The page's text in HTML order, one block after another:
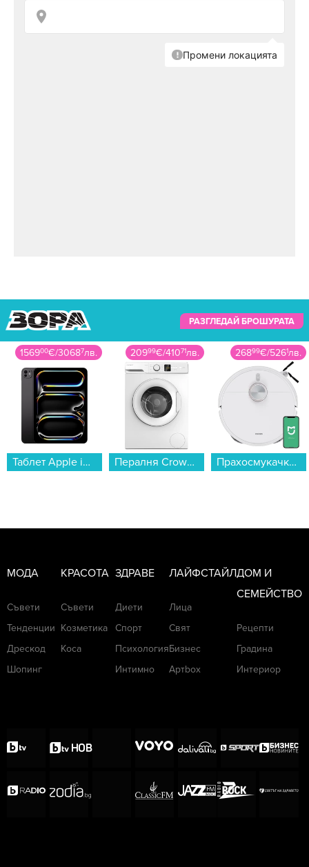
РАЗГЛЕДАЙ БРОШУРАТА
156900€/30687лв.
Таблет Apple iPad Pro 11" Cell 512GB Space Black mvw33 , 512 GB, 8 GB...
20999€/41071лв.
Пералня Crown ALW 100T , 1000 об./мин., 5.00 kg, D , Бял...
26899€/5261лв.
Прахосмукачка робот Xiaomi BHR089REU S40 Pro...
МОДА
Съвети
Тенденции
Дрескод
Шопинг
КРАСОТА
Съвети
Козметика
Коса
ЗДРАВЕ
Диети
Спорт
Психология
Интимно
ЛАЙФСТАЙЛ
Лица
Свят
Бизнес
Артbox
ДОМ И
СЕМЕЙСТВО
Рецепти
Градина
Интериор